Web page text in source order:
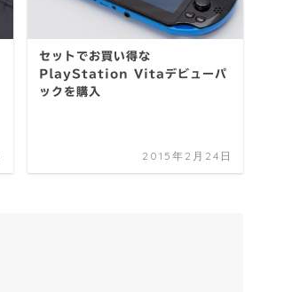
セットでお買い得な
PlayStation Vitaデビューパ
ックを購入
2015年2月24日